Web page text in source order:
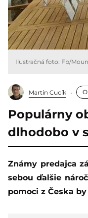
Ilustračná foto: Fb/
Martin Cucík
Populárny
dlhodobo v
Známy predajca záhradnej techniky a bazénov Mountfield má na našom trhu za
sebou ďalšie
pomoci z Česka